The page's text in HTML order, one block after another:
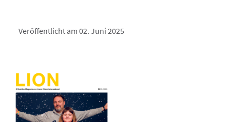
Veröffentlicht am 02. Juni 2025